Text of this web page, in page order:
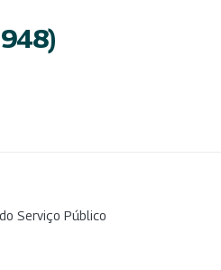
Serviço Público